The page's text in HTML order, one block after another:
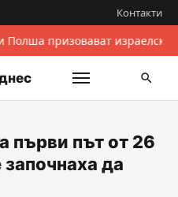
Контакти
Полша призовават
първи път от 26
да